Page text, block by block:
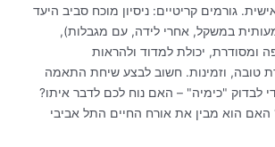
גורמים קריטיים: ניסיון מוכח סביב היעד
במשקל, אחרי לידה, עם מגבלות),
ומסודרת, יכולת למדוד ולהראות
טובה, וזמינות. חשוב לבצע שיחת התאמה
לבדוק "כימיה" – האם נוח לכם לדבר איתו?
הוא מבין את אורח החיים התל אביבי